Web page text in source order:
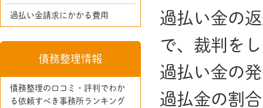
過払い金の
で、裁判を
過払い金の
過払金の割
過払い金請求にかかる費用
債務整理情報
債務整理の口コミ・評判でわか
る依頼すべき事務所ランキング